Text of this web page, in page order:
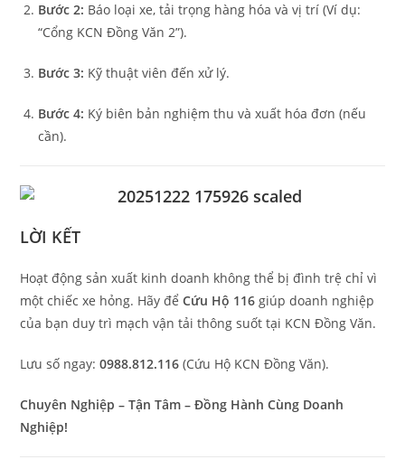
Bước 2: Báo loại xe, tải trọng hàng hóa và vị trí (Ví dụ:
“Cổng KCN Đồng Văn 2”).
Bước 3: Kỹ thuật viên đến xử lý.
Bước 4: Ký biên bản nghiệm thu và xuất hóa đơn (nếu
cần).
LỜI KẾT
Hoạt động sản xuất kinh doanh không thể bị đình trệ chỉ vì
một chiếc xe hỏng. Hãy đểCứu Hộ 116 giúp doanh nghiệp
của bạn duy trì mạch vận tải thông suốt tại KCN Đồng Văn.
Lưu số ngay:0988.812.116 (Cứu Hộ KCN Đồng Văn).
Chuyên Nghiệp – Tận Tâm – Đồng Hành Cùng Doanh
Nghiệp!